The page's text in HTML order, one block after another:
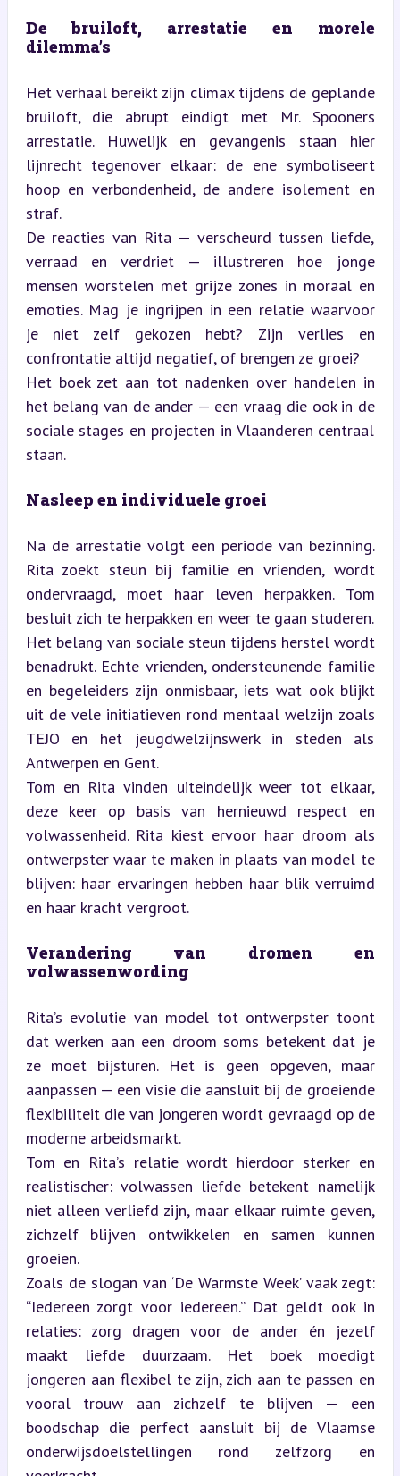
De bruiloft, arrestatie en morele
dilemma’s
Het verhaal bereikt zijn climax tijdens de geplande
bruiloft, die abrupt eindigt met Mr. Spooners
arrestatie. Huwelijk en gevangenis staan hier
lijnrecht tegenover elkaar: de ene symboliseert
hoop en verbondenheid, de andere isolement en
straf.
De reacties van Rita — verscheurd tussen liefde,
verraad en verdriet — illustreren hoe jonge
mensen worstelen met grijze zones in moraal en
emoties. Mag je ingrijpen in een relatie waarvoor
je niet zelf gekozen hebt? Zijn verlies en
confrontatie altijd negatief, of brengen ze groei?
Het boek zet aan tot nadenken over handelen in
het belang van de ander — een vraag die ook in de
sociale stages en projecten in Vlaanderen centraal
staan.
Nasleep en individuele groei
Na de arrestatie volgt een periode van bezinning.
Rita zoekt steun bij familie en vrienden, wordt
ondervraagd, moet haar leven herpakken. Tom
besluit zich te herpakken en weer te gaan studeren.
Het belang van sociale steun tijdens herstel wordt
benadrukt. Echte vrienden, ondersteunende familie
en begeleiders zijn onmisbaar, iets wat ook blijkt
uit de vele initiatieven rond mentaal welzijn zoals
TEJO en het jeugdwelzijnswerk in steden als
Antwerpen en Gent.
Tom en Rita vinden uiteindelijk weer tot elkaar,
deze keer op basis van hernieuwd respect en
volwassenheid. Rita kiest ervoor haar droom als
ontwerpster waar te maken in plaats van model te
blijven: haar ervaringen hebben haar blik verruimd
en haar kracht vergroot.
Verandering van dromen en
volwassenwording
Rita’s evolutie van model tot ontwerpster toont
dat werken aan een droom soms betekent dat je
ze moet bijsturen. Het is geen opgeven, maar
aanpassen — een visie die aansluit bij de groeiende
flexibiliteit die van jongeren wordt gevraagd op de
moderne arbeidsmarkt.
Tom en Rita’s relatie wordt hierdoor sterker en
realistischer: volwassen liefde betekent namelijk
niet alleen verliefd zijn, maar elkaar ruimte geven,
zichzelf blijven ontwikkelen en samen kunnen
groeien.
Zoals de slogan van ‘De Warmste Week’ vaak zegt:
“Iedereen zorgt voor iedereen.” Dat geldt ook in
relaties: zorg dragen voor de ander én jezelf
maakt liefde duurzaam. Het boek moedigt
jongeren aan flexibel te zijn, zich aan te passen en
vooral trouw aan zichzelf te blijven — een
boodschap die perfect aansluit bij de Vlaamse
onderwijsdoelstellingen rond zelfzorg en